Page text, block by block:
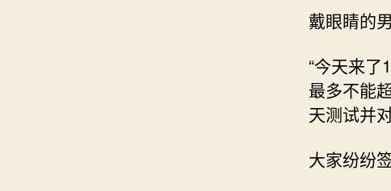
戴眼睛的
“今天来了
最多不能
天测试并
大家纷纷